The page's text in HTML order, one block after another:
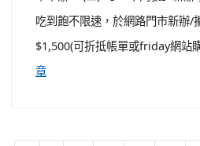
吃到飽不限速，於網路門市新辦/
$1,500(可折抵帳單或friday網站
章